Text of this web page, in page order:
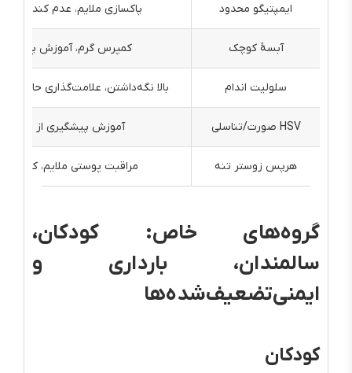
ایمپتیگو محدود پاکسازی ملایم، عدم کندن
آبسهٔ کوچک کمپرس گرم، آموزش
سلولیت اندام بالا نگه‌داشتن، علامت‌گذاری حاشیه،
HSV صورت/تناسلی آموزش پیشگیری از انتقال
هرپس زوستر تنه مراقبت پوستی ملایم، کنترل
گروه‌های خاص: کودکان،
سالمندان، بارداری و
ایمنی‌تضعیف‌شده‌ها
کودکان